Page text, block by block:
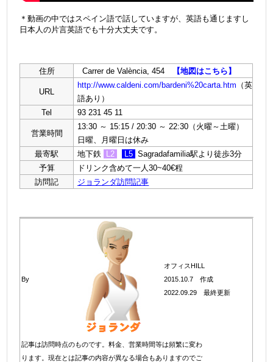
＊動画の中ではスペイン語で話していますが、英語も通じますし
日本人の片言英語でも十分大丈夫です。
住所 Carrer de València, 454 【地図はこちら】
URL
http://www.caldeni.com/bardeni%20carta.htm （英
語あり）
Tel
93 231 45 11
営業時間
13:30 ～ 15:15 / 20:30 ～ 22:30（火曜～土曜）
日曜、月曜日は休み
最寄駅
地下鉄 L2 L5 Sagradafamilia駅より徒歩3分
予算
ドリンク含めて一人30~40€程
訪問記
ジョランダ訪問記事
By
オフィスHILL
2015.10.7 作成
2022.09.29 最終更新
記事は訪問時点のものです。料金、営業時間等は頻繁に変わ
ります。現在とは記事の内容が異なる場合もありますのでご